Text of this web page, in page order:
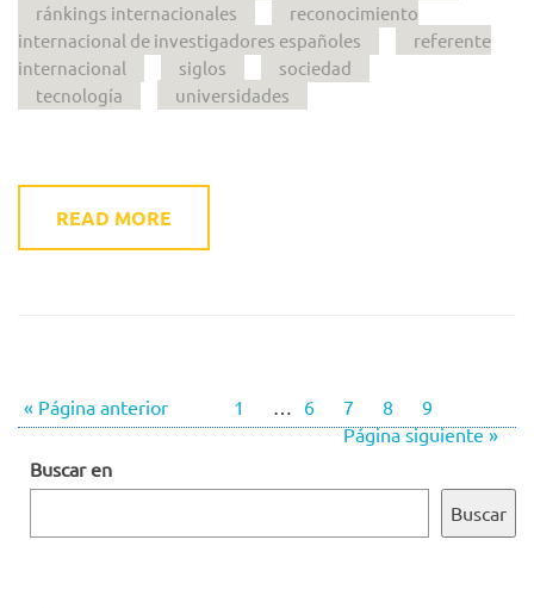
ránkings internacionales
reconocimiento
internacional de investigadores españoles
referente
internacional
siglos
sociedad
tecnología
universidades
READ MORE
« Página anterior 1 … 6 7 8
9
Página siguiente »
Buscar en
Buscar